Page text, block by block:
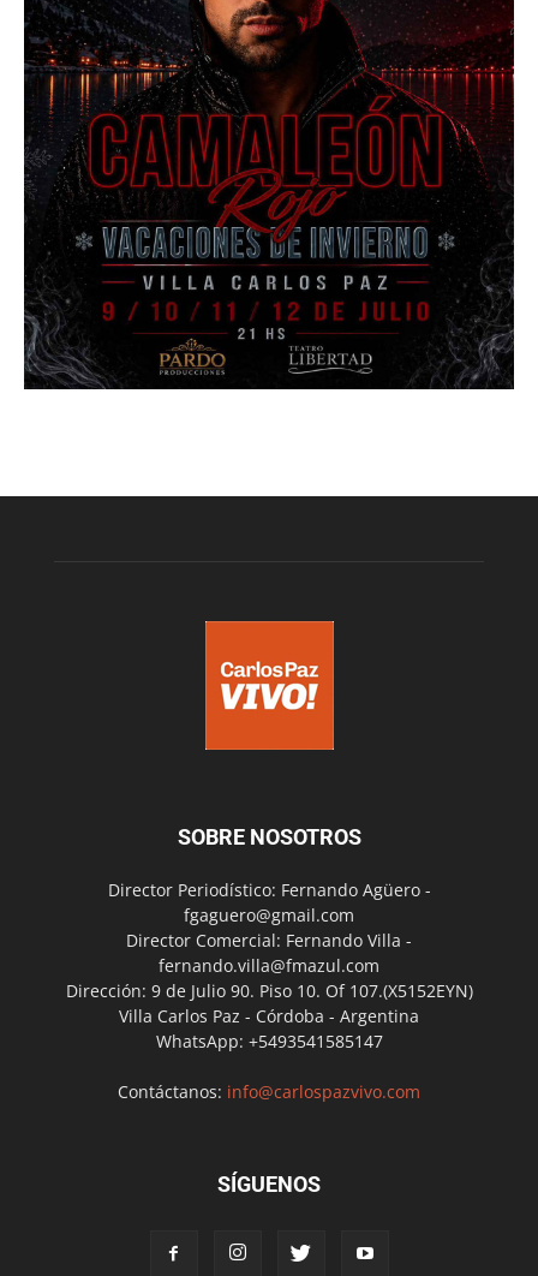
SOBRE NOSOTROS
Director Periodístico: Fernando Agüero -
fgaguero@gmail.com
Director Comercial: Fernando Villa -
fernando.villa@fmazul.com
Dirección: 9 de Julio 90. Piso 10. Of 107.(X5152EYN)
Villa Carlos Paz - Córdoba - Argentina
WhatsApp: +5493541585147
Contáctanos: info@carlospazvivo.com
SÍGUENOS